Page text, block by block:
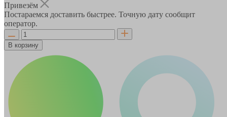
Привезём
Постараемся доставить быстрее. Точную дату сообщит
оператор.
В корзину